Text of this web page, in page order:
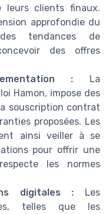
leurs clients finaux.
approfondie du
tendances de
des offres
: La
Hamon, impose des
souscription contrat
proposées. Les
ainsi veiller à se
pour offrir une
les normes
digitales : Les
telles que les